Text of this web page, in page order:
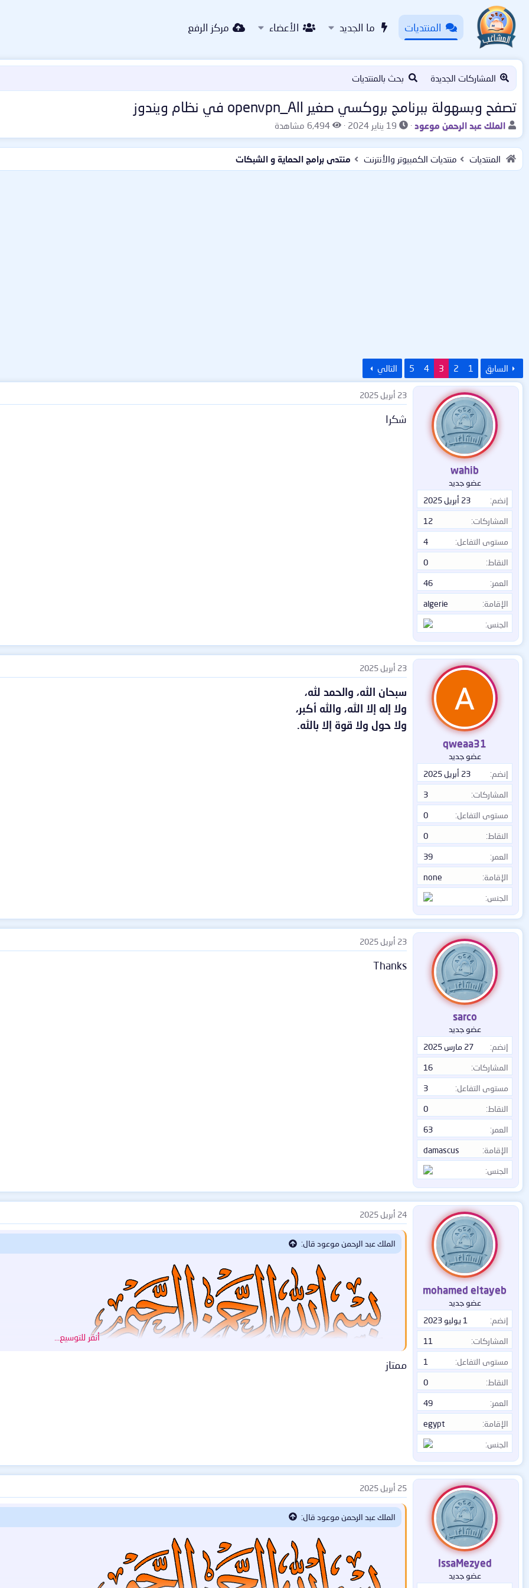
المنتديات ما الجديد الأعضاء مركز الرفع
المشاركات الجديدة بحث بالمنتديات
تصفح وبسهولة ببرنامج بروكسي صغير openvpn_All في نظام ويندوز
ب
ا
د
ئ
ا
الملك عبد الرحمن موعود
ت
ا
ر
ي
خ
19 يناير 2024
ا
ل
م
ش
ا
6,494 مشاهدة
المنتديات منتديات الكمبيوتر والأنترنت منتدى برامج الحماية و الشبكات
السابق 1
2
3
4
5 التالي
wahib
عضو جديد
إنضم
23 أبريل 2025
المشاركات 12
مستوى التفاعل 4
النقاط 0
العمر 46
الإقامة algerie
الجنس
23 أبريل 2025
شكرا
qweaa31
عضو جديد
إنضم
23 أبريل 2025
المشاركات 3
مستوى التفاعل 0
النقاط 0
العمر 39
الإقامة none
الجنس
23 أبريل 2025
سبحان الله، والحمد لله،
ولا إله إلا الله، والله أكبر،
ولا حول ولا قوة إلا بالله.
sarco
عضو جديد
إنضم
27 مارس 2025
المشاركات 16
مستوى التفاعل 3
النقاط 0
العمر 63
الإقامة damascus
الجنس
23 أبريل 2025
Thanks
mohamed eltayeb
عضو جديد
إنضم
1 يوليو 2023
المشاركات 11
مستوى التفاعل 1
النقاط 0
العمر 49
الإقامة egypt
الجنس
24 أبريل 2025
الملك عبد الرحمن موعود قال:
تحميل البرنامج المحمول
openvpn_All.zip
3.34 ميغا
https://fastupload.io/en/2WPBfZjE2hJ0KW3/file
الكيفية
أنقر للتوسيع...
ممتاز
IssaMezyed
عضو جديد
25 أبريل 2025
الملك عبد الرحمن موعود قال: